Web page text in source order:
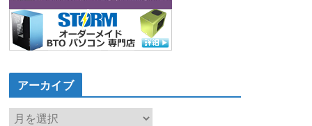
アーカイブ
ア